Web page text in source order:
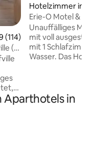
Bewertung:
(114)
(2
und
Hotelzimmer in
Erie-O Motel &
Bay
Unauffälliges
mit voll
mit 1
Wasser. Das
gutes Angeln,
Aparthotels in